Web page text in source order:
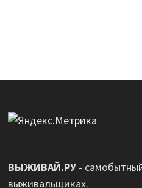
ВЫЖИВАЙ.РУ-
выживальщиках.